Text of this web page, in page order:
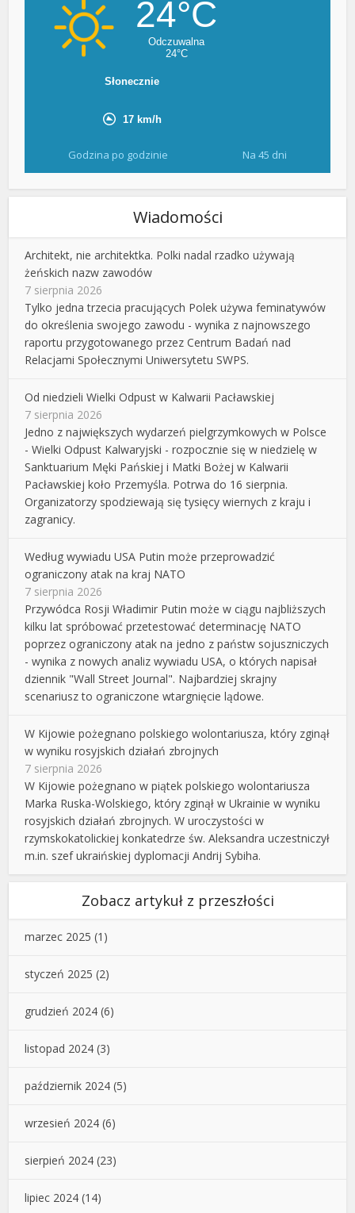
Godzina po godzinie Na 45 dni
Wiadomości
Architekt, nie architektka. Polki nadal rzadko używają
żeńskich nazw zawodów
7 sierpnia 2026
Tylko jedna trzecia pracujących Polek używa feminatywów
do określenia swojego zawodu - wynika z najnowszego
raportu przygotowanego przez Centrum Badań nad
Relacjami Społecznymi Uniwersytetu SWPS.
Od niedzieli Wielki Odpust w Kalwarii Pacławskiej
7 sierpnia 2026
Jedno z największych wydarzeń pielgrzymkowych w Polsce
- Wielki Odpust Kalwaryjski - rozpocznie się w niedzielę w
Sanktuarium Męki Pańskiej i Matki Bożej w Kalwarii
Pacławskiej koło Przemyśla. Potrwa do 16 sierpnia.
Organizatorzy spodziewają się tysięcy wiernych z kraju i
zagranicy.
Według wywiadu USA Putin może przeprowadzić
ograniczony atak na kraj NATO
7 sierpnia 2026
Przywódca Rosji Władimir Putin może w ciągu najbliższych
kilku lat spróbować przetestować determinację NATO
poprzez ograniczony atak na jedno z państw sojuszniczych
- wynika z nowych analiz wywiadu USA, o których napisał
dziennik "Wall Street Journal". Najbardziej skrajny
scenariusz to ograniczone wtargnięcie lądowe.
W Kijowie pożegnano polskiego wolontariusza, który zginął
w wyniku rosyjskich działań zbrojnych
7 sierpnia 2026
W Kijowie pożegnano w piątek polskiego wolontariusza
Marka Ruska-Wolskiego, który zginął w Ukrainie w wyniku
rosyjskich działań zbrojnych. W uroczystości w
rzymskokatolickiej konkatedrze św. Aleksandra uczestniczył
m.in. szef ukraińskiej dyplomacji Andrij Sybiha.
Zobacz artykuł z przeszłości
marzec 2025 (1)
styczeń 2025 (2)
grudzień 2024 (6)
listopad 2024 (3)
październik 2024 (5)
wrzesień 2024 (6)
sierpień 2024 (23)
lipiec 2024 (14)